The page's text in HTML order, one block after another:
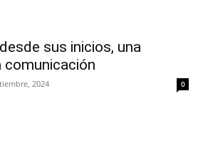
sus inicios, una
comunicación
2024 0